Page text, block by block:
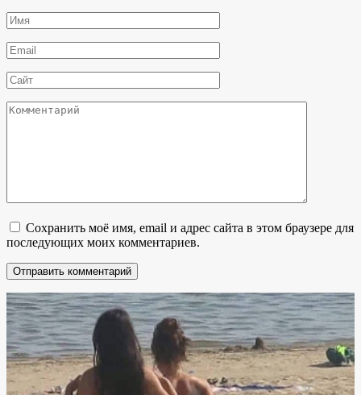
Имя
*
Email
*
Сайт
Комментарий
Сохранить моё имя, email и адрес сайта в этом браузере для
последующих моих комментариев.